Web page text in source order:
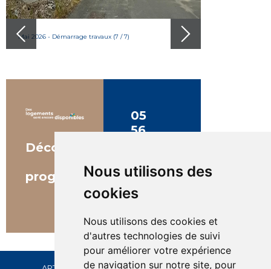
Nous utilisons des
cookies
Nous utilisons des cookies et
d'autres technologies de suivi
pour améliorer votre expérience
de navigation sur notre site, pour
Mai 2026 - Démarrage travaux (7 / 7)
Découvrez
programme
05
56
97
venez
nous
rencontrer
en
agence